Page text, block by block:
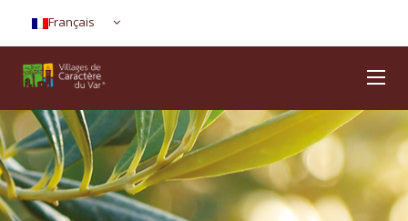
Français